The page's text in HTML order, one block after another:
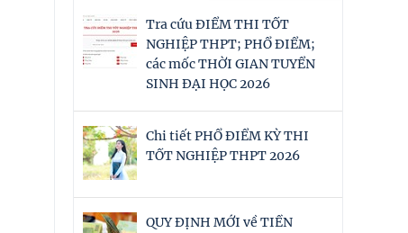
Tra cứu ĐIỂM THI TỐT
NGHIỆP THPT; PHỔ ĐIỂM;
các mốc THỜI GIAN TUYỂN
SINH ĐẠI HỌC 2026
Chi tiết PHỔ ĐIỂM KỲ THI
TỐT NGHIỆP THPT 2026
QUY ĐỊNH MỚI về TIỀN